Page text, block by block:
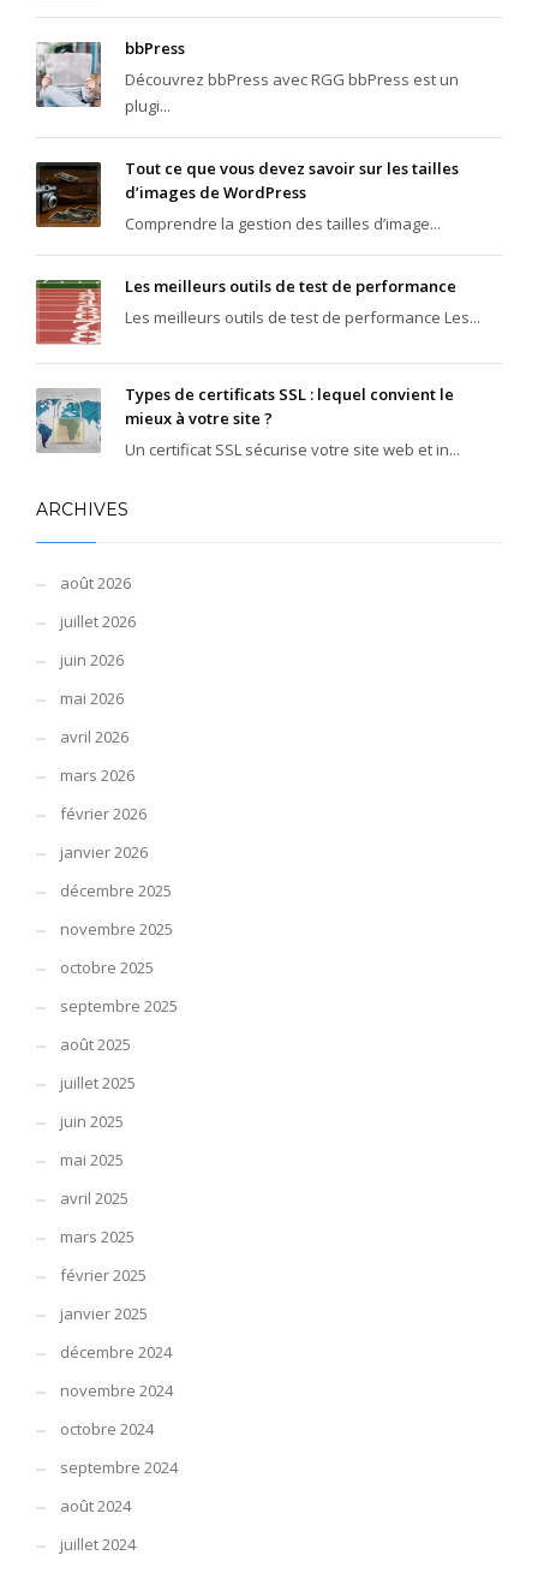
bbPress
Découvrez bbPress avec RGG bbPress est un
plugi...
Tout ce que vous devez savoir sur les tailles
d’images de WordPress
Comprendre la gestion des tailles d’image...
Les meilleurs outils de test de performance
Les meilleurs outils de test de performance Les...
Types de certificats SSL : lequel convient le
mieux à votre site ?
Un certificat SSL sécurise votre site web et in...
ARCHIVES
août 2026
juillet 2026
juin 2026
mai 2026
avril 2026
mars 2026
février 2026
janvier 2026
décembre 2025
novembre 2025
octobre 2025
septembre 2025
août 2025
juillet 2025
juin 2025
mai 2025
avril 2025
mars 2025
février 2025
janvier 2025
décembre 2024
novembre 2024
octobre 2024
septembre 2024
août 2024
juillet 2024